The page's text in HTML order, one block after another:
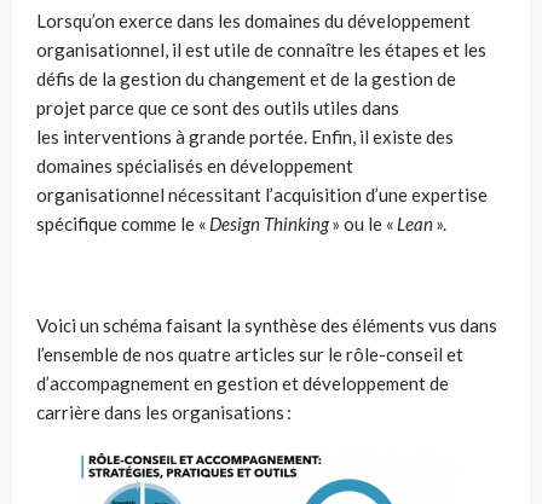
Lorsqu’on exerce dans les domaines du développement
organisationnel, il est utile de connaître les étapes et les
défis de la gestion du changement et de la gestion de
projet parce que ce sont des outils utiles dans
les interventions à grande portée. Enfin, il existe des
domaines spécialisés en développement
organisationnel nécessitant l’acquisition d’une expertise
spécifique comme le « Design Thinking» ou le « Lean».
Voici un schéma faisant la synthèse des éléments vus dans
l’ensemble de nos quatre articles sur le rôle-conseil et
d’accompagnement en gestion et développement de
carrière dans les organisations :